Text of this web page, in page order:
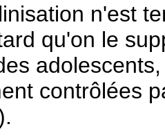
n'est
qu'on le
contrôlées